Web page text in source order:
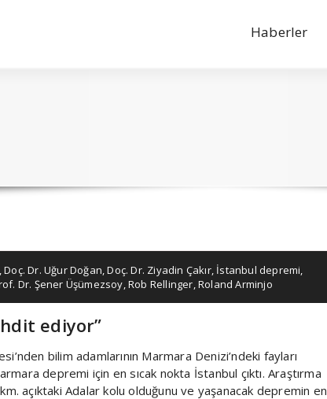
Haberler
,Doç. Dr. Uğur Doğan,Doç. Dr. Ziyadin Çakır, İstanbul depremi,
Dr. Şener Üşümezsoy,Rob Rellinger,Roland Arminjo
ediyor”
bilim adamlarının Marmara Denizi’ndeki fayları
depremi için en sıcak nokta İstanbul çıktı. Araştırma
açıktaki Adalar kolu olduğunu ve yaşanacak depremin en